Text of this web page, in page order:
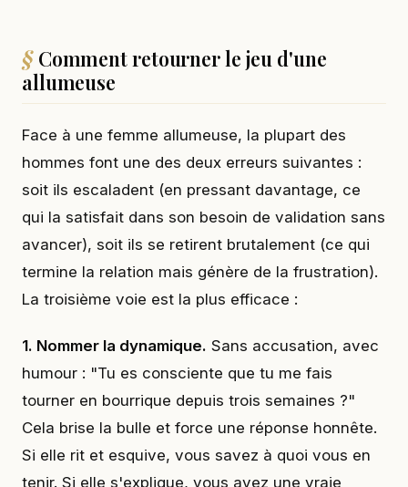
Comment retourner le jeu d'une
allumeuse
Face à une femme allumeuse, la plupart des
hommes font une des deux erreurs suivantes :
soit ils escaladent (en pressant davantage, ce
qui la satisfait dans son besoin de validation sans
avancer), soit ils se retirent brutalement (ce qui
termine la relation mais génère de la frustration).
La troisième voie est la plus efficace :
1. Nommer la dynamique. Sans accusation, avec
humour : "Tu es consciente que tu me fais
tourner en bourrique depuis trois semaines ?"
Cela brise la bulle et force une réponse honnête.
Si elle rit et esquive, vous savez à quoi vous en
tenir. Si elle s'explique, vous avez une vraie